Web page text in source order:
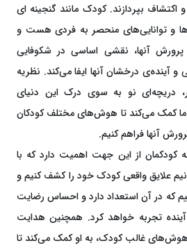
بپردازند. کودک مانند گنجینه‌ ای
و توانایی‌های منحصر به فردی هست و
آنها، نقشی اساسی در شکوفایی
درخشان آنها ایفا می‌کند. نظریه
دریچه‌ای نو به سوی درک این دنیای
کمک می‌کند تا هوش‌های مختلف کودکان
آنها فراهم کنیم.
از این جهت اهمیت دارد که با
علایق واقعی کودک خود را کشف کنیم و
که در آن استعداد دارد و احساس رضایت
تجربه خواهد کرد. همچنین هدایت
غالب کودک، به او کمک می‌کند تا